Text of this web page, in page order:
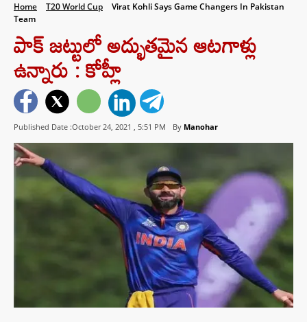
Home T20 World Cup
Virat Kohli Says Game Changers In Pakistan
Team
పాక్ జట్టులో అద్భుతమైన ఆటగాళ్లు
ఉన్నారు : కోహ్లీ
Published Date :October 24, 2021 , 5:51 PM By Manohar